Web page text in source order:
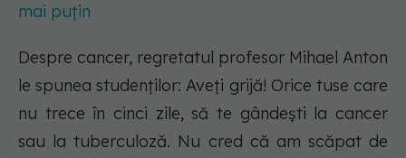
mai puțin
Despre cancer, regretatul profesor Mihael Anton
le spunea studenţilor:Aveţi grijă! Orice tuse care
nu trece în cinci zile, să te gândești la cancer
sau la tuberculoză. Nu cred că am scăpat de